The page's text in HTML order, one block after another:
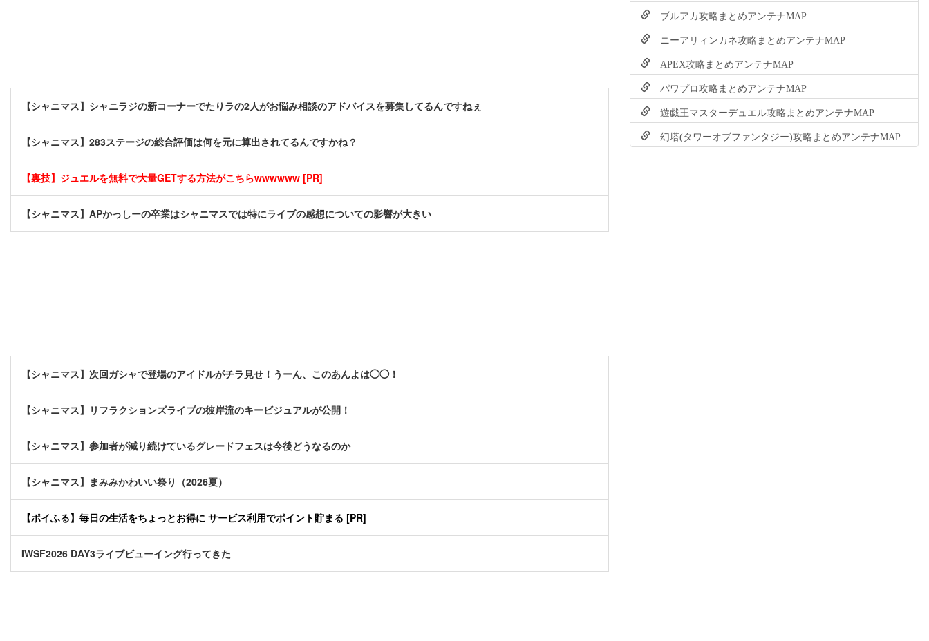
【シャニマス】シャニラジの新コーナーでたりラの2人がお悩み相談のアドバイスを募集してるんですねぇ
【シャニマス】283ステージの総合評価は何を元に算出されてるんですかね？
【裏技】ジュエルを無料で大量GETする方法がこちらwwwwww [PR]
【シャニマス】APかっしーの卒業はシャニマスでは特にライブの感想についての影響が大きい
【シャニマス】次回ガシャで登場のアイドルがチラ見せ！うーん、このあんよは◯◯！
【シャニマス】リフラクションズライブの彼岸流のキービジュアルが公開！
【シャニマス】参加者が減り続けているグレードフェスは今後どうなるのか
【シャニマス】まみみかわいい祭り（2026夏）
【ポイふる】毎日の生活をちょっとお得に サービス利用でポイント貯まる [PR]
IWSF2026 DAY3ライブビューイング行ってきた
ブルアカ攻略まとめアンテナMAP
ニーアリィンカネ攻略まとめアンテナMAP
APEX攻略まとめアンテナMAP
パワプロ攻略まとめアンテナMAP
遊戯王マスターデュエル攻略まとめアンテナMAP
幻塔(タワーオブファンタジー)攻略まとめアンテナMAP